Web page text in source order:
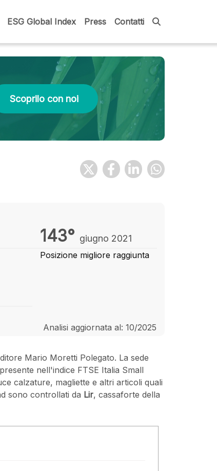
ESG Global Index Press
Contatti
Scoprilo con noi
143° giugno 2021
Posizione migliore raggiunta
Analisi aggiornata al: 10/2025
Mario Moretti Polegato. La sede
nell'indice FTSE Italia Small
calzature, magliette e altri articoli quali
sono controllati da Lir, cassaforte della